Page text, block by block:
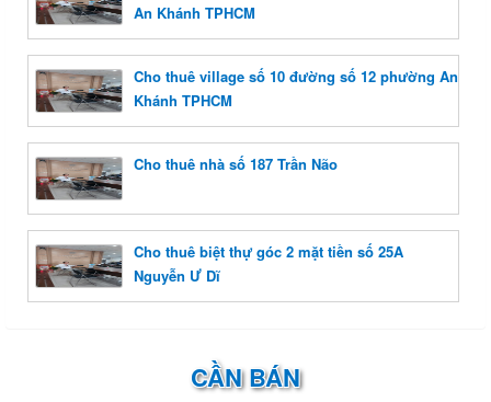
An Khánh TPHCM
Cho thuê village số 10 đường số 12 phường An
Khánh TPHCM
Cho thuê nhà số 187 Trần Não
Cho thuê biệt thự góc 2 mặt tiền số 25A
Nguyễn Ư Dĩ
CẦN BÁN